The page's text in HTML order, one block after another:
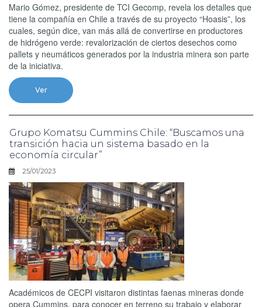
Mario Gómez, presidente de TCI Gecomp, revela los detalles que
tiene la compañía en Chile a través de su proyecto “Hoasis”, los
cuales, según dice, van más allá de convertirse en productores
de hidrógeno verde: revalorización de ciertos desechos como
pallets y neumáticos generados por la industria minera son parte
de la iniciativa.
Ver
Grupo Komatsu Cummins Chile: “Buscamos una
transición hacia un sistema basado en la
economía circular”
25/01/2023
Académicos de CECPI visitaron distintas faenas mineras donde
opera Cummins, para conocer en terreno su trabajo y elaborar